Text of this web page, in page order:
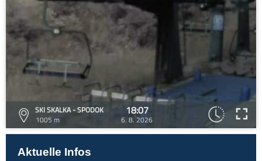
SKI SKALKA - SPODOK
1005 m
18:07
6. 8. 2026
Aktuelle Infos